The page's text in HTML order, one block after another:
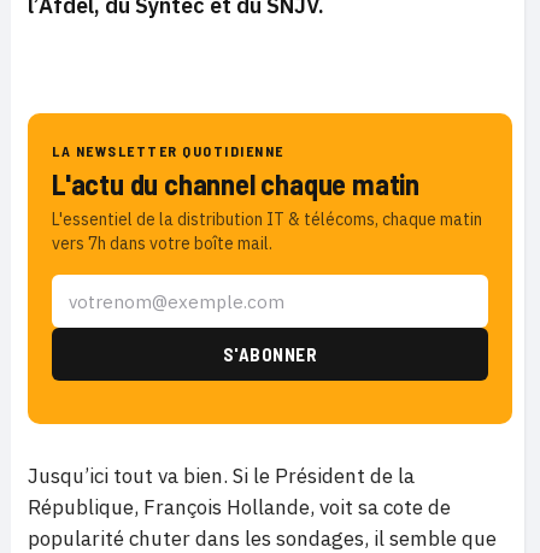
LA NEWSLETTER QUOTIDIENNE
L'actu du channel chaque matin
L'essentiel de la distribution IT & télécoms, chaque matin
vers 7h dans votre boîte mail.
Jusqu’ici tout va bien. Si le Président de la
République, François Hollande, voit sa cote de
popularité chuter dans les sondages, il semble que